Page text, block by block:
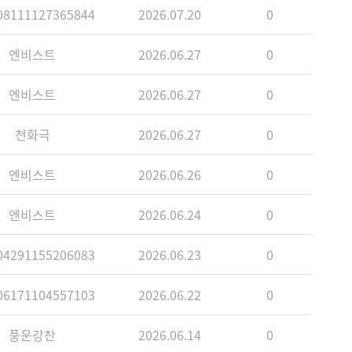
2026.07.20 0
엔비스트 2026.06.27 0
엔비스트 2026.06.27 0
천화극 2026.06.27 0
엔비스트 2026.06.26 0
엔비스트 2026.06.24 0
2026.06.23 0
2026.06.22 0
풍운강찬 2026.06.14 0